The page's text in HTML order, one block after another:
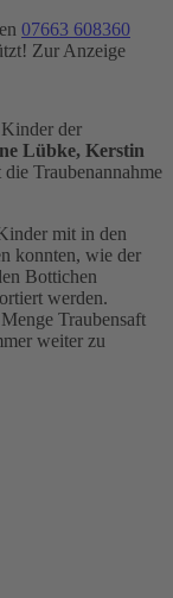
07663 608360
Zur Anzeige
der
Lübke, Kerstin
Traubenannahme
mit in den
konnten, wie der
Bottichen
werden.
Traubensaft
weiter zu